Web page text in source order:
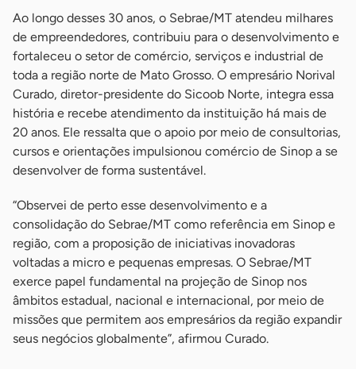
Ao longo desses 30 anos, o Sebrae/MT atendeu milhares
de empreendedores, contribuiu para o desenvolvimento e
fortaleceu o setor de comércio, serviços e industrial de
toda a região norte de Mato Grosso. O empresário Norival
Curado, diretor-presidente do Sicoob Norte, integra essa
história e recebe atendimento da instituição há mais de
20 anos. Ele ressalta que o apoio por meio de consultorias,
cursos e orientações impulsionou comércio de Sinop a se
desenvolver de forma sustentável.
“Observei de perto esse desenvolvimento e a
consolidação do Sebrae/MT como referência em Sinop e
região, com a proposição de iniciativas inovadoras
voltadas a micro e pequenas empresas. O Sebrae/MT
exerce papel fundamental na projeção de Sinop nos
âmbitos estadual, nacional e internacional, por meio de
missões que permitem aos empresários da região expandir
seus negócios globalmente”, afirmou Curado.